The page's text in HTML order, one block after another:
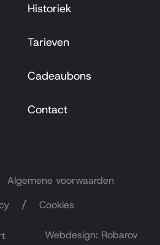
Historiek
Tarieven
Cadeaubons
Contact
Algemene voorwaarden
Cookies
Webdesign: Robarov